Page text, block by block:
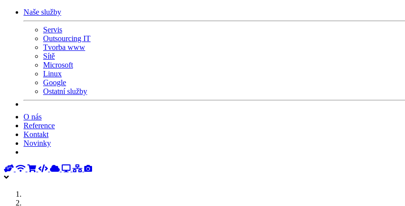
Naše služby
Servis
Outsourcing IT
Tvorba www
Sítě
Microsoft
Linux
Google
Ostatní služby
O nás
Reference
Kontakt
Novinky